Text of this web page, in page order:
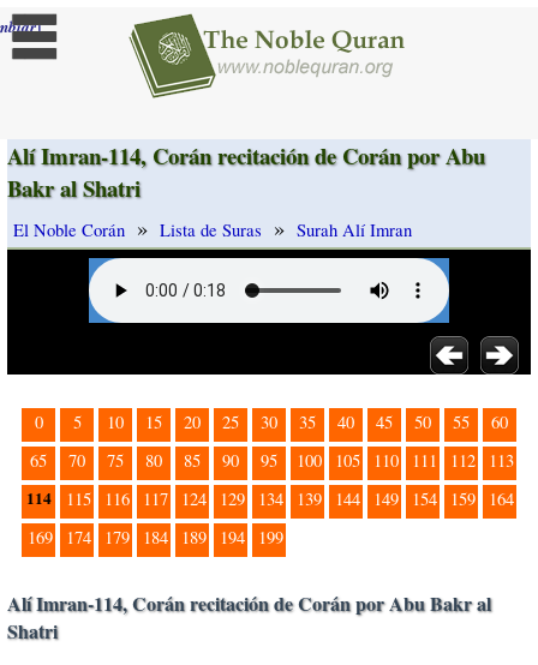
]
Alí Imran-114, Corán recitación de Corán por Abu
Bakr al Shatri
El Noble Corán » Lista de Suras » Surah Alí Imran
0 5 10 15 20 25 30 35 40 45 50 55
60
65
70 75 80 85 90 95 100 105 110 111 112 113
114 115 116 117 124 129 134 139 144 149 154 159
164
169
174 179 184 189 194 199
Alí Imran-114, Corán recitación de Corán por Abu Bakr al
Shatri